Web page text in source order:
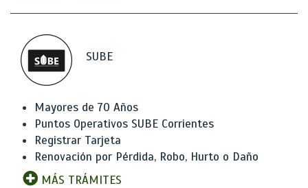
SUBE
Mayores de 70 Años
Puntos Operativos SUBE Corrientes
Registrar Tarjeta
Renovación por Pérdida, Robo, Hurto o Daño
MÁS TRÁMITES